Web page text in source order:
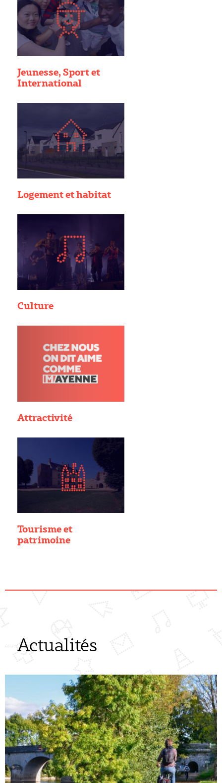
Jeunesse, Sport et
International
Logement et habitat
Culture
Attractivité
Tourisme et
patrimoine
Actualités